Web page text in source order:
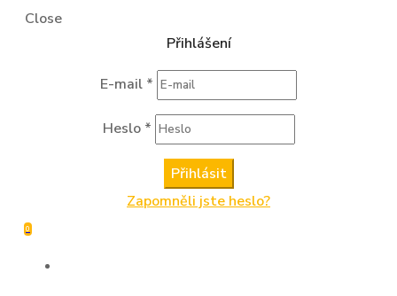
Close
Přihlášení
E-mail *
Heslo *
Přihlásit
Zapomněli jste heslo?
0